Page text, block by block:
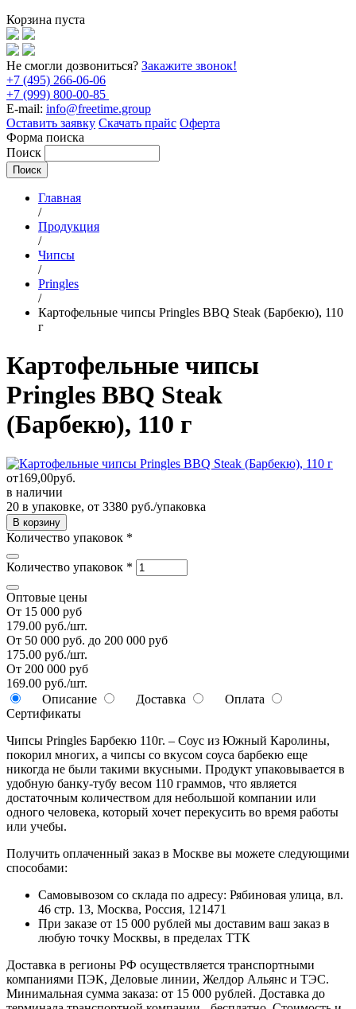
Корзина пуста
Не смогли дозвониться? Закажите звонок!
+7 (495) 266-06-06
+7 (999) 800-00-85
E-mail: info@freetime.group
Оставить заявку Скачать прайс Оферта
Форма поиска
Поиск
Главная
/
Продукция
/
Чипсы
/
Pringles
/
Картофельные чипсы Pringles BBQ Steak (Барбекю), 110
г
Картофельные чипсы
Pringles BBQ Steak
(Барбекю), 110 г
от169,00руб.
в наличии
20 в упаковке, от 3380 руб./упаковка
Количество упаковок *
Количество упаковок *
Оптовые цены
От 15 000 руб
179.00 руб./шт.
От 50 000 руб. до 200 000 руб
175.00 руб./шт.
От 200 000 руб
169.00 руб./шт.
Описание
Доставка
Оплата
Сертификаты
Чипсы Pringles Барбекю 110г. – Соус из Южный Каролины,
покорил многих, а чипсы со вкусом соуса барбекю еще
никогда не были такими вкусными. Продукт упаковывается в
удобную банку-тубу весом 110 граммов, что является
достаточным количеством для небольшой компании или
одного человека, который хочет перекусить во время работы
или учебы.
Получить оплаченный заказ в Москве вы можете следующими
способами:
Самовывозом со склада по адресу: Рябиновая улица, вл.
46 стр. 13, Москва, Россия, 121471
При заказе от 15 000 рублей мы доставим ваш заказ в
любую точку Москвы, в пределах ТТК
Доставка в регионы РФ осуществляется транспортными
компаниями ПЭК, Деловые линии, Желдор Альянс и ТЭС.
Минимальная сумма заказа: от 15 000 рублей. Доставка до